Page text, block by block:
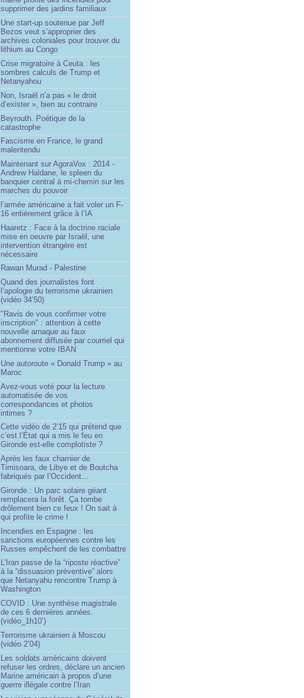
supprimer des jardins familiaux
Une start-up soutenue par Jeff
Bezos veut s’approprier des
archives coloniales pour trouver du
lithium au Congo
Crise migratoire à Ceuta : les
sombres calculs de Trump et
Netanyahou
Non, Israël n’a pas « le droit
d’exister », bien au contraire
Beyrouth. Poétique de la
catastrophe
Fascisme en France, le grand
malentendu
Maintenant sur AgoraVox : 2014 -
Andrew Haldane, le spleen du
banquier central à mi-chemin sur les
marches du pouvoir
l’armée américaine a fait voler un F-
16 entièrement grâce à l’IA
Haaretz : Face à la doctrine raciale
mise en oeuvre par Israël, une
intervention étrangère est
nécessaire
Rawan Murad - Palestine
Quand des journalistes font
l’apologie du terrorisme ukrainien
(vidéo 34’50)
"Ravis de vous confirmer votre
inscription" : attention à cette
nouvelle arnaque au faux
abonnement diffusée par courriel qui
mentionne votre IBAN
Une autoroute « Donald Trump » au
Maroc
Avez-vous voté pour la lecture
automatisée de vos
correspondances et photos
intimes ?
Cette vidéo de 2’15 qui prétend que
c’est l’État qui a mis le feu en
Gironde est-elle complotiste ?
Après les faux charnier de
Timisoara, de Libye et de Boutcha
fabriqués par l’Occident...
Gironde : Un parc solaire géant
remplacera la forêt. Ça tombe
drôlement bien ce feux ! On sait à
qui profite le crime !
Incendies en Espagne : les
sanctions européennes contre les
Russes empêchent de les combattre
L’Iran passe de la “riposte réactive”
à la “dissuasion préventive” alors
que Netanyahu rencontre Trump à
Washington
COVID : Une synthèse magistrale
de ces 6 dernières années.
(vidéo_1h10’)
Terrorisme ukrainien à Moscou
(vidéo 2’04)
Les soldats américains doivent
refuser les ordres, déclare un ancien
Marine américain à propos d’une
guerre illégale contre l’Iran